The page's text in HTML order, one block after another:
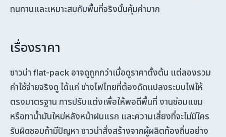
ทนทานและเหมาะสมกับพื้นที่จริงนั้นคุ้มค่ามาก
เรื่องราคา
ซาวน่า flat-pack อาจดูถูกกว่าเมื่อดูราคาตั้งต้น แต่ลองรวม
ค่าใช้จ่ายจริงดู ได้แก่ ช่างไฟไทยที่ต้องดัดแปลงระบบไฟให้
ตรงมาตรฐาน การปรับแต่งเพื่อให้พอดีพื้นที่ งานซ่อมแซม
หรือทาน้ำมันใหม่หลังหน้าฝนแรก และความเสี่ยงที่จะไม่มีใคร
รับผิดชอบถ้ามีปัญหา ซาวน่าสั่งสร้างจากผู้ผลิตท้องถิ่นอย่าง